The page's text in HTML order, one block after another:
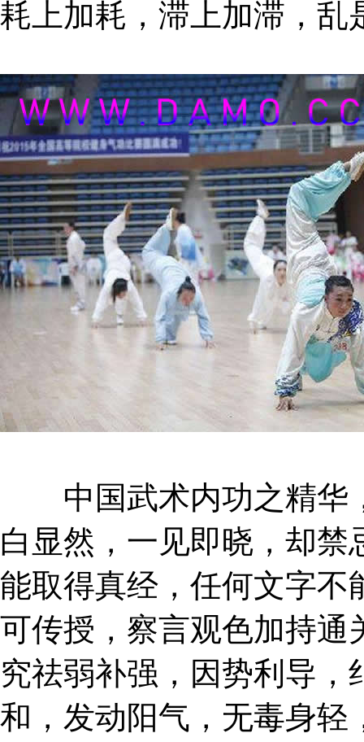
耗上加耗，滞上加滞，乱
中国武术内功之精华
白显然，一见即晓，却
能取得真经，任何文字不
可传授，察言观色加持通
究祛弱补强，因势利导
和，发动阳气，无毒身轻